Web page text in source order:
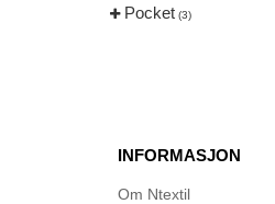
Pocket (3)
INFORMASJON
Om Ntextil